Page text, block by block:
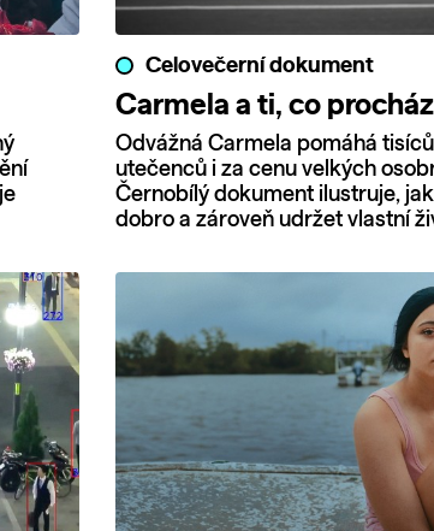
Celovečerní dokument
Carmela a ti, co
Odvážná Carmela pomáhá
utečenců i za cenu velkých
Černobílý dokument ilustruje,
dobro a zároveň udržet vlastní